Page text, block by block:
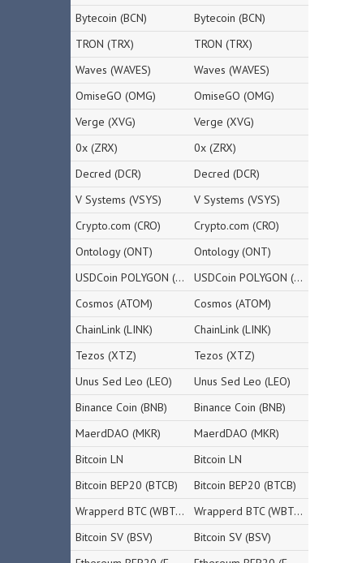
Bytecoin (BCN)
TRON (TRX)
Waves (WAVES)
OmiseGO (OMG)
Verge (XVG)
0x (ZRX)
Decred (DCR)
V Systems (VSYS)
Crypto.com (CRO)
Ontology (ONT)
USDCoin POLYGON (USDC)
Cosmos (ATOM)
ChainLink (LINK)
Tezos (XTZ)
Unus Sed Leo (LEO)
Binance Coin (BNB)
MaerdDAO (MKR)
Bitcoin LN
Bitcoin BEP20 (BTCB)
Wrapperd BTC (WBTC)
Bitcoin SV (BSV)
Bytecoin (BCN)
TRON (TRX)
Waves (WAVES)
OmiseGO (OMG)
Verge (XVG)
0x (ZRX)
Decred (DCR)
V Systems (VSYS)
Crypto.com (CRO)
Ontology (ONT)
USDCoin POLYGON (USDC)
Cosmos (ATOM)
ChainLink (LINK)
Tezos (XTZ)
Unus Sed Leo (LEO)
Binance Coin (BNB)
MaerdDAO (MKR)
Bitcoin LN
Bitcoin BEP20 (BTCB)
Wrapperd BTC (WBTC)
Bitcoin SV (BSV)